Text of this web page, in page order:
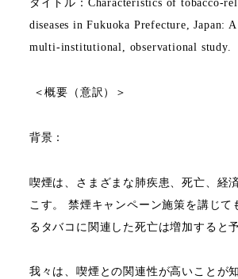
タイトル： Characteristics of tobacco-
diseases in Fukuoka Prefecture, Japan:
multi-institutional, observational study.
＜概要（意訳）＞
背景：
喫煙は、さまざまな肺疾患、死亡、経
こす。 禁煙キャンペーン施策を講じて
るタバコに関連した死亡は増加すると
我々は、喫煙との関連性が高いことが